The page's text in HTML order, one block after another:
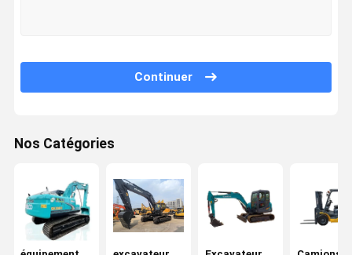
Aperçu Produits Vidéos
A Propos De
Nous
Continuer
Nos Catégories